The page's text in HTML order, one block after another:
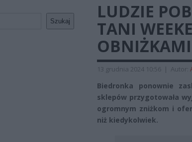
Szukaj
LUDZIE
TANI
13 grudnia 2024 10:56 | Autor:
Biedronka ponownie
sklepów przygotowała
ogromnym zniżkom i
niż kiedykolwiek.